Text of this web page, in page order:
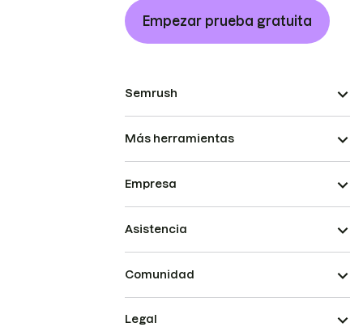
Empezar prueba gratuita
Semrush
Más herramientas
Empresa
Asistencia
Comunidad
Legal